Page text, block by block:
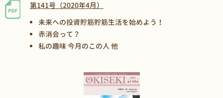
第141号（2020年4月）
未来への投資貯筋貯筋生活を始めよう！
赤消会って？
私の趣味 今月のこの人 他